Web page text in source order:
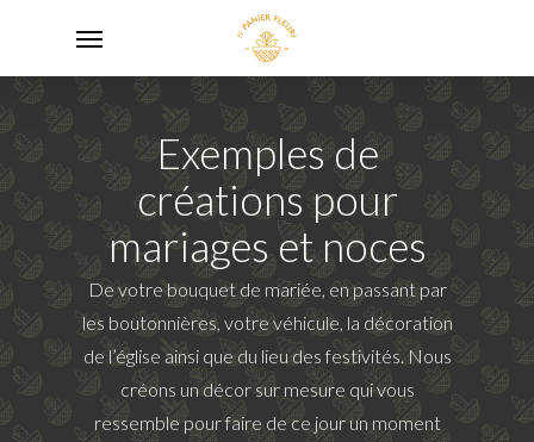
main
content
Exemples de
créations pour
mariages et noces
De votre bouquet de mariée, en passant par
les boutonnières, votre véhicule, la décoration
de l’église ainsi que du lieu des festivités. Nous
créons un décor sur mesure qui vous
ressemble pour faire de ce jour un moment